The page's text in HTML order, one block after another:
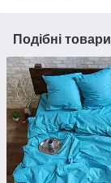
Подібні